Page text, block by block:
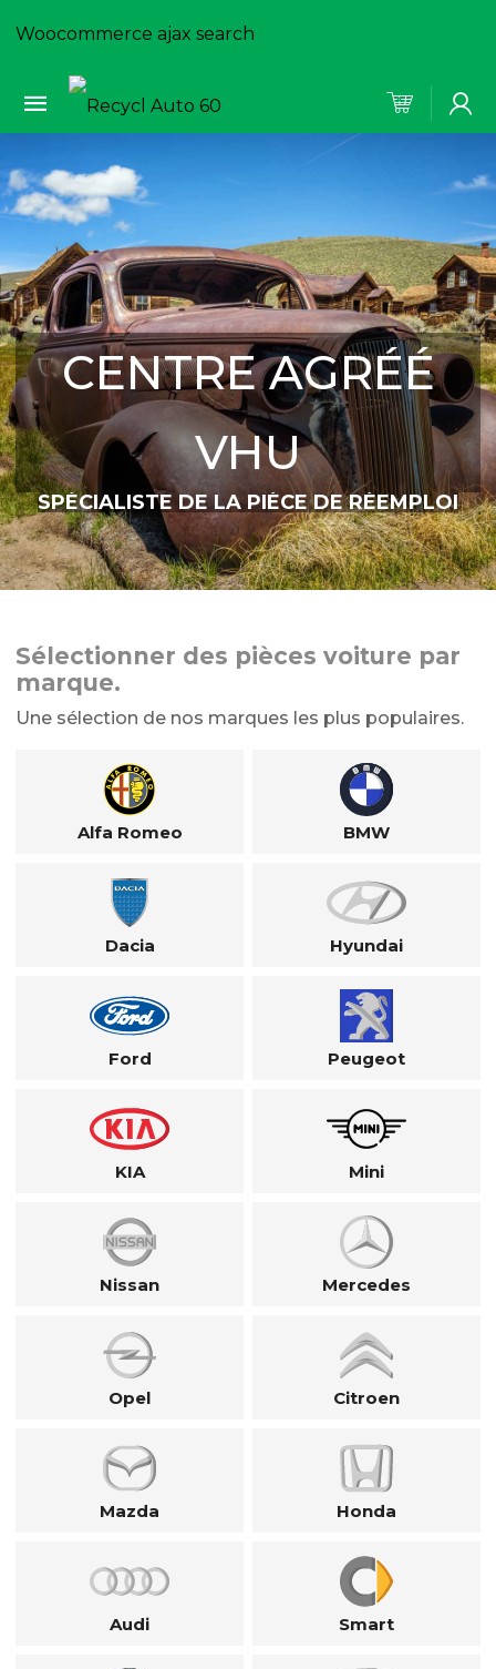
Woocommerce ajax search
CENTRE AGRÉÉ
VHU
SPÉCIALISTE DE LA PIÈCE DE RÉEMPLOI
Sélectionner des pièces voiture par
marque.
Une sélection de nos marques les plus populaires.
Alfa Romeo BMW
Dacia Hyundai
Ford Peugeot
KIA Mini
Nissan Mercedes
Opel Citroen
Mazda Honda
Audi Smart